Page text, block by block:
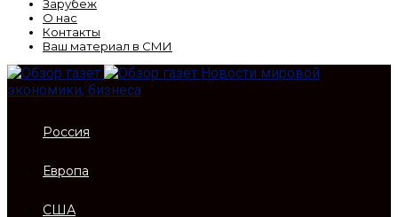
Зарубеж
О нас
Контакты
Ваш материал в СМИ
Новости мировой
экономики, бизнеса
Россия
Европа
США